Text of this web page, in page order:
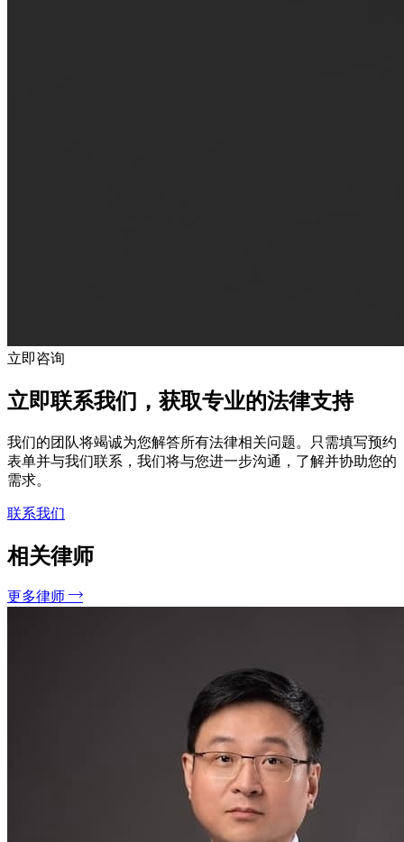
立即咨询
立即联系我们，获取专业的法律支持
我们的团队将竭诚为您解答所有法律相关问题。只需填写预约
表单并与我们联系，我们将与您进一步沟通，了解并协助您的
需求。
联系我们
相关律师
更多律师